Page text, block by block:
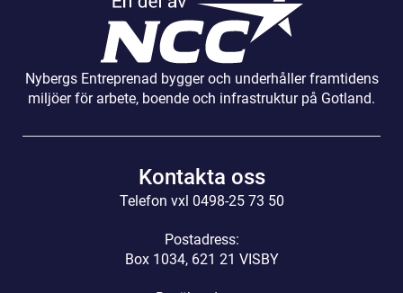
Nybergs Entreprenad bygger och underhåller framtidens
miljöer för arbete, boende och infrastruktur på Gotland.
Kontakta oss
Telefon vxl 0498-25 73 50
Postadress:
Box 1034, 621 21 VISBY